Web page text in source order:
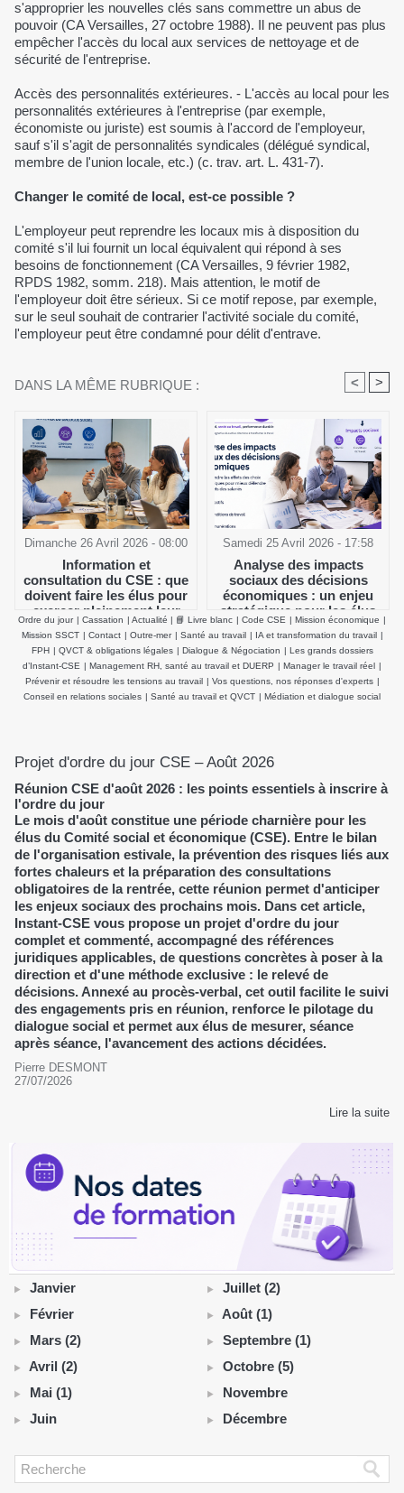
s'approprier les nouvelles clés sans commettre un abus de
pouvoir (CA Versailles, 27 octobre 1988). Il ne peuvent pas plus
empêcher l'accès du local aux services de nettoyage et de
sécurité de l'entreprise.
Accès des personnalités extérieures. - L'accès au local pour les
personnalités extérieures à l'entreprise (par exemple,
économiste ou juriste) est soumis à l'accord de l'employeur,
sauf s'il s'agit de personnalités syndicales (délégué syndical,
membre de l'union locale, etc.) (c. trav. art. L. 431-7).
Changer le comité de local, est-ce possible ?
L'employeur peut reprendre les locaux mis à disposition du
comité s'il lui fournit un local équivalent qui répond à ses
besoins de fonctionnement (CA Versailles, 9 février 1982,
RPDS 1982, somm. 218). Mais attention, le motif de
l'employeur doit être sérieux. Si ce motif repose, par exemple,
sur le seul souhait de contrarier l'activité sociale du comité,
l'employeur peut être condamné pour délit d'entrave.
DANS LA MÊME RUBRIQUE : < >
Dimanche 26 Avril 2026 - 08:00
Information et
consultation du CSE : que
doivent faire les élus pour
exercer pleinement leur
rôle ?
Samedi 25 Avril 2026 - 17:58
Analyse des impacts
sociaux des décisions
économiques : un enjeu
stratégique pour les élus
du CSE
Ordre du jour | Cassation | Actualité | 📘 Livre blanc | Code CSE | Mission économique |
Mission SSCT | Contact | Outre-mer | Santé au travail | IA et transformation du travail |
FPH | QVCT & obligations légales | Dialogue & Négociation | Les grands dossiers
d’Instant-CSE | Management RH, santé au travail et DUERP | Manager le travail réel |
Prévenir et résoudre les tensions au travail | Vos questions, nos réponses d'experts |
Conseil en relations sociales | Santé au travail et QVCT | Médiation et dialogue social
Projet d'ordre du jour CSE – Août 2026
Réunion CSE d'août 2026 : les points essentiels à inscrire à
l'ordre du jour
Le mois d'août constitue une période charnière pour les
élus du Comité social et économique (CSE). Entre le bilan
de l'organisation estivale, la prévention des risques liés aux
fortes chaleurs et la préparation des consultations
obligatoires de la rentrée, cette réunion permet d'anticiper
les enjeux sociaux des prochains mois. Dans cet article,
Instant-CSE vous propose un projet d'ordre du jour
complet et commenté, accompagné des références
juridiques applicables, de questions concrètes à poser à la
direction et d'une méthode exclusive : le relevé de
décisions. Annexé au procès-verbal, cet outil facilite le suivi
des engagements pris en réunion, renforce le pilotage du
dialogue social et permet aux élus de mesurer, séance
après séance, l'avancement des actions décidées.
Pierre DESMONT
27/07/2026
Lire la suite
Janvier
Février
Mars (2)
Avril (2)
Mai (1)
Juin
Juillet (2)
Août (1)
Septembre (1)
Octobre (5)
Novembre
Décembre